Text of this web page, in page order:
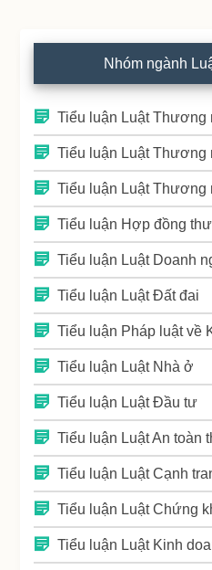
Nhóm ngành
Tiểu luận Luật Thương
Tiểu luận Luật Thương
Tiểu luận Luật Thương
Tiểu luận Hợp đồng
Tiểu luận Luật Doanh
Tiểu luận Luật Đất đai
Tiểu luận Pháp luật về
Tiểu luận Luật Nhà ở
Tiểu luận Luật Đầu tư
Tiểu luận Luật An toàn
Tiểu luận Luật Cạnh
Tiểu luận Luật Chứng
Tiểu luận Luật Kinh